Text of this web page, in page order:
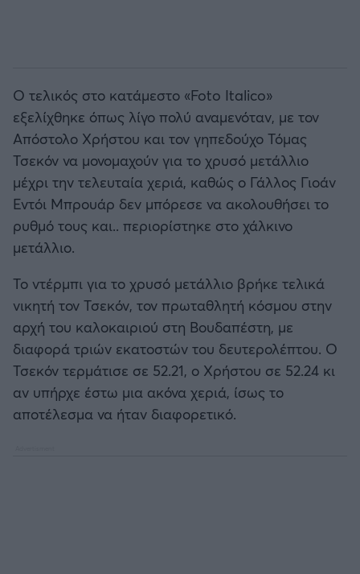
O τελικός στο κατάμεστο «Foto Italico»
εξελίχθηκε όπως λίγο πολύ αναμενόταν, με τον
Απόστολο Χρήστου και τον γηπεδούχο Τόμας
Τσεκόν να μονομαχούν για το χρυσό μετάλλιο
μέχρι την τελευταία χεριά, καθώς ο Γάλλος Γιοάν
Εντόι Μπρουάρ δεν μπόρεσε να ακολουθήσει το
ρυθμό τους και.. περιορίστηκε στο χάλκινο
μετάλλιο.
Το ντέρμπι για το χρυσό μετάλλιο βρήκε τελικά
νικητή τον Τσεκόν, τον πρωταθλητή κόσμου στην
αρχή του καλοκαιριού στη Βουδαπέστη, με
διαφορά τριών εκατοστών του δευτερολέπτου. Ο
Τσεκόν τερμάτισε σε 52.21, ο Χρήστου σε 52.24 κι
αν υπήρχε έστω μια ακόνα χεριά, ίσως το
αποτέλεσμα να ήταν διαφορετικό.